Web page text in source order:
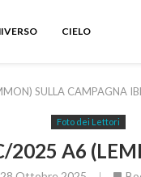
CIELO
SULLA CAMPAGNA
Foto dei Lettori
A6